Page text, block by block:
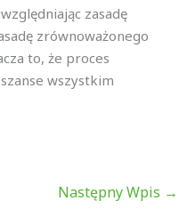
zasadę
zrównoważonego
to, że proces
wszystkim
Następny Wpis →